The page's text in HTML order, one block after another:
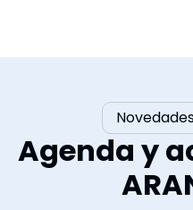
Agenda y